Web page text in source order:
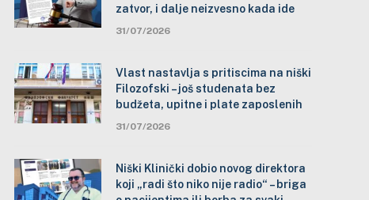
zatvor, i dalje neizvesno kada ide
31/07/2026
Vlast nastavlja s pritiscima na niški
Filozofski – još studenata bez
budžeta, upitne i plate zaposlenih
31/07/2026
Niški Klinički dobio novog direktora
koji „radi što niko nije radio“ – briga